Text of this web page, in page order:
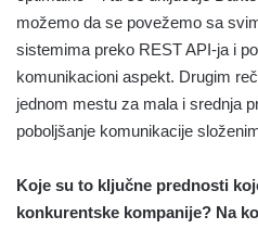
možemo da se povežemo sa
sistemima preko REST API-ja i
komunikacioni aspekt. Drugim
jednom mestu za mala i srednja
poboljšanje komunikacije
Koje su to ključne prednosti
konkurentske kompanije? Na